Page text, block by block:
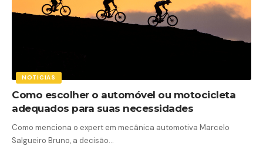
NOTICIAS
Como escolher o automóvel ou motocicleta
adequados para suas necessidades
Como menciona o expert em mecânica automotiva Marcelo
Salgueiro Bruno, a decisão…